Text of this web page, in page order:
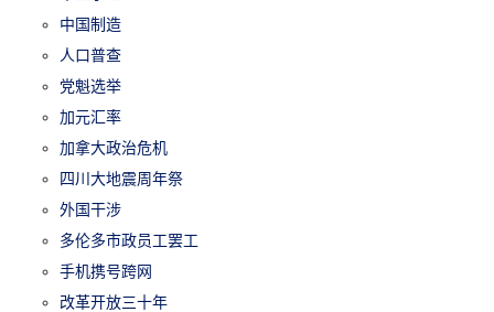
中国制造
人口普查
党魁选举
加元汇率
加拿大政治危机
四川大地震周年祭
外国干涉
多伦多市政员工罢工
手机携号跨网
改革开放三十年